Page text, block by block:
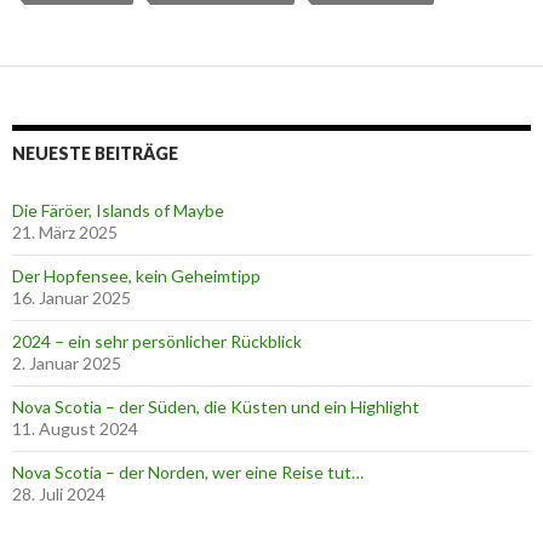
NEUESTE BEITRÄGE
Die Färöer, Islands of Maybe
21. März 2025
Der Hopfensee, kein Geheimtipp
16. Januar 2025
2024 – ein sehr persönlicher Rückblick
2. Januar 2025
Nova Scotia – der Süden, die Küsten und ein Highlight
11. August 2024
Nova Scotia – der Norden, wer eine Reise tut…
28. Juli 2024